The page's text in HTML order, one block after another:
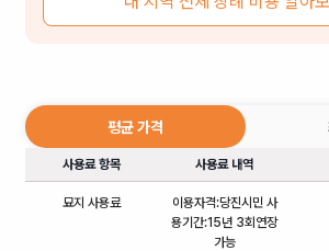
평균 가격
사용료 항목 사용료 내역
묘지 사용료
이용자격:당진시민 사
용기간:15년 3회연장
가능